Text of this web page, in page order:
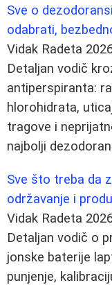
Sve o
odabrati,
Vidak Radeta
Detaljan vodič
antiperspiranta:
hlorohidrata,
tragove i
najbolji
Sve što treba da
održavanje i
Vidak Radeta
Detaljan vodič o
jonske baterije
punjenje,